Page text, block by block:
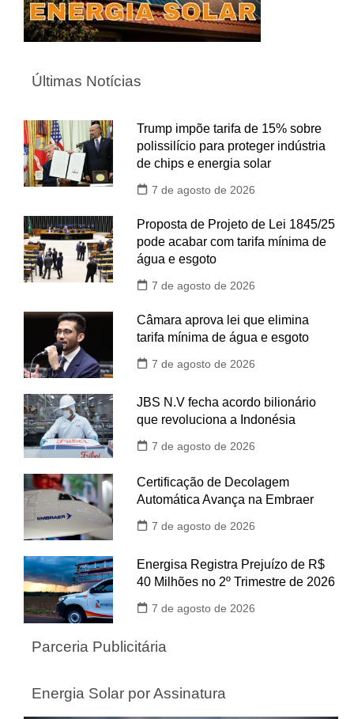
Últimas Notícias
Trump impõe tarifa de 15% sobre
polissilício para proteger indústria
de chips e energia solar
7 de agosto de 2026
Proposta de Projeto de Lei 1845/25
pode acabar com tarifa mínima de
água e esgoto
7 de agosto de 2026
Câmara aprova lei que elimina
tarifa mínima de água e esgoto
7 de agosto de 2026
JBS N.V fecha acordo bilionário
que revoluciona a Indonésia
7 de agosto de 2026
Certificação de Decolagem
Automática Avança na Embraer
7 de agosto de 2026
Energisa Registra Prejuízo de R$
40 Milhões no 2º Trimestre de 2026
7 de agosto de 2026
Parceria Publicitária
Energia Solar por Assinatura